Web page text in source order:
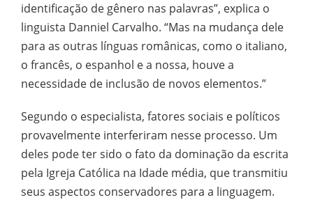
identificação de gênero nas palavras”, explica o
linguista Danniel Carvalho. “Mas na mudança dele
para as outras línguas românicas, como o italiano,
o francês, o espanhol e a nossa, houve a
necessidade de inclusão de novos elementos.”
Segundo o especialista, fatores sociais e políticos
provavelmente interferiram nesse processo. Um
deles pode ter sido o fato da dominação da escrita
pela Igreja Católica na Idade média, que transmitiu
seus aspectos conservadores para a linguagem.